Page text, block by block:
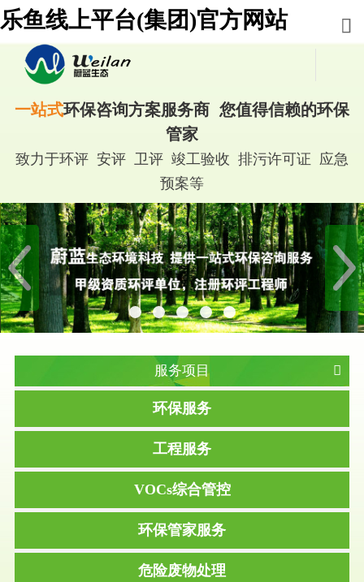
乐鱼线上平台(集团)官方网站
一站式环保咨询方案服务商 您值得信赖的环保
管家
致力于环评 安评 卫评 竣工验收 排污许可证 应急
预案等
服务项目
环保服务
工程服务
VOCs综合管控
环保管家服务
危险废物处理